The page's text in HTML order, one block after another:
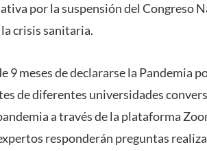
por la suspensión del Congreso
crisis sanitaria.
9 meses de declararse la Pandemia
de diferentes universidades
a través de la plataforma
responderán preguntas